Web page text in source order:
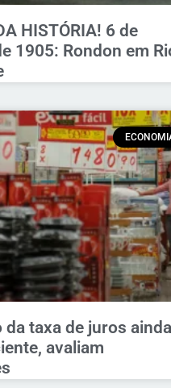
HISTÓRIA! 6 de
1905: Rondon em
da taxa de juros ainda
avaliam